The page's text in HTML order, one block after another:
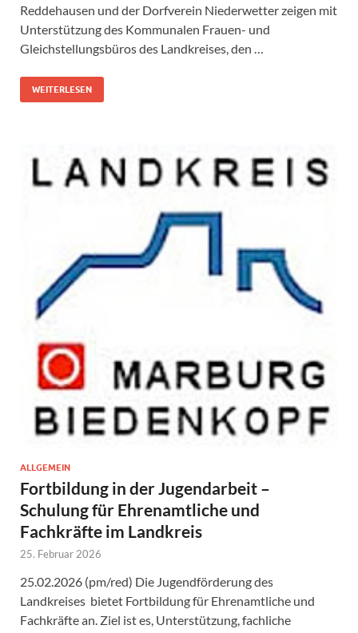
Reddehausen und der Dorfverein Niederwetter zeigen mit
Unterstützung des Kommunalen Frauen- und
Gleichstellungsbüros des Landkreises, den …
WEITERLESEN
ALLGEMEIN
Fortbildung in der Jugendarbeit –
Schulung für Ehrenamtliche und
Fachkräfte im Landkreis
25. Februar 2026
25.02.2026 (pm/red) Die Jugendförderung des
Landkreises bietet Fortbildung für Ehrenamtliche und
Fachkräfte an. Ziel ist es, Unterstützung, fachliche